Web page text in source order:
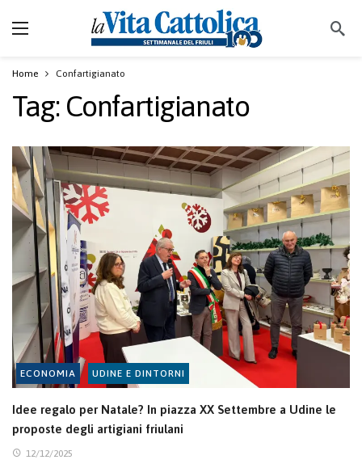
Home Confartigianato
Tag: Confartigianato
ECONOMIA UDINE E DINTORNI
Idee regalo per Natale? In piazza XX Settembre a Udine le
proposte degli artigiani friulani
12/12/2025